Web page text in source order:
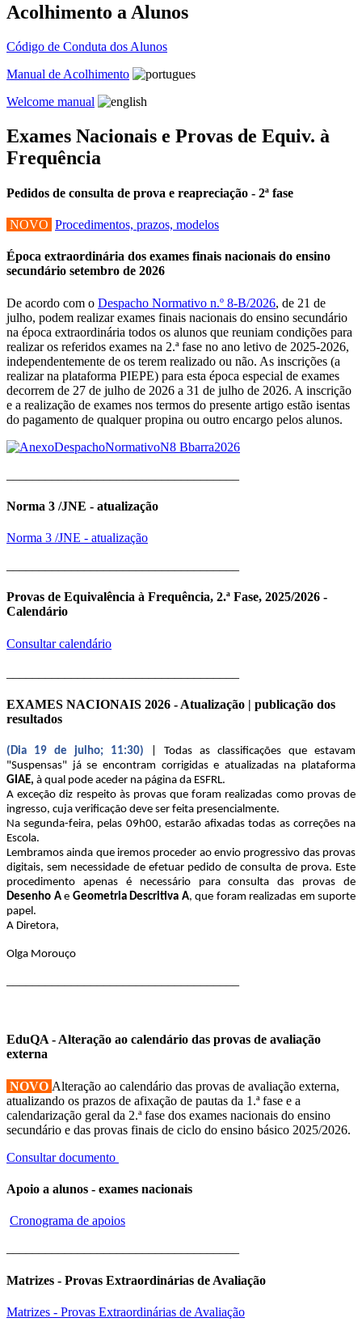
Acolhimento a Alunos
Código de Conduta dos Alunos
Manual de Acolhimento
Welcome manual
Exames Nacionais e Provas de Equiv. à
Frequência
Pedidos de consulta de prova e reapreciação - 2ª fase
NOVO Procedimentos, prazos, modelos
Época extraordinária dos exames finais nacionais do ensino
secundário setembro de 2026
De acordo com o Despacho Normativo n.º 8-B/2026, de 21 de
julho, podem realizar exames finais nacionais do ensino secundário
na época extraordinária todos os alunos que reuniam condições para
realizar os referidos exames na 2.ª fase no ano letivo de 2025-2026,
independentemente de os terem realizado ou não. As inscrições (a
realizar na plataforma PIEPE) para esta época especial de exames
decorrem de 27 de julho de 2026 a 31 de julho de 2026. A inscrição
e a realização de exames nos termos do presente artigo estão isentas
do pagamento de qualquer propina ou outro encargo pelos alunos.
Norma 3 /JNE - atualização
Norma 3 /JNE - atualização
Provas de Equivalência à Frequência, 2.ª Fase, 2025/2026 -
Calendário
Consultar calendário
EXAMES NACIONAIS 2026 - Atualização | publicação dos
resultados
(Dia 19 de julho; 11:30)
| Todas as classificações que estavam
"Suspensas" já se encontram corrigidas e atualizadas na plataforma
GIAE, à qual pode aceder na página da ESFRL.
A exceção diz respeito às provas que foram realizadas como provas de
ingresso, cuja verificação deve ser feita presencialmente.
Na segunda-feira, pelas 09h00, estarão afixadas todas as correções na
Escola.
Lembramos ainda que iremos proceder ao envio progressivo das provas
digitais, sem necessidade de efetuar pedido de consulta de prova. Este
procedimento apenas é necessário para consulta das provas de
Desenho Ae Geometria Descritiva A, que foram realizadas em suporte
papel.
A Diretora,
Olga Morouço
EduQA - Alteração ao calendário das provas de avaliação
externa
NOVO Alteração ao calendário das provas de avaliação externa,
atualizando os prazos de afixação de pautas da 1.ª fase e a
calendarização geral da 2.ª fase dos exames nacionais do ensino
secundário e das provas finais de ciclo do ensino básico 2025/2026.
Consultar documento
Apoio a alunos - exames nacionais
Cronograma de apoios
Matrizes - Provas Extraordinárias de Avaliação
Matrizes - Provas Extraordinárias de Avaliação